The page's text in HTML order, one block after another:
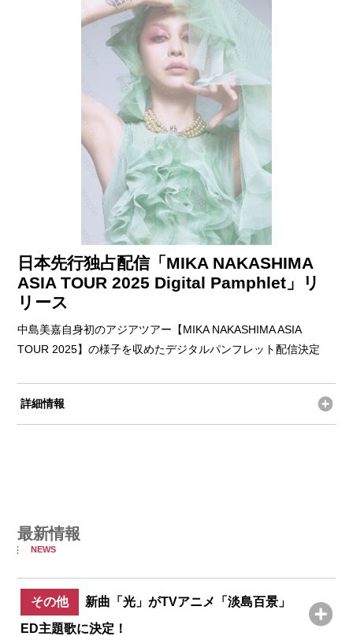
日本先行独占配信「MIKA NAKASHIMA
ASIA TOUR 2025 Digital Pamphlet」リ
リース
中島美嘉自身初のアジアツアー【MIKA NAKASHIMA ASIA
TOUR 2025】の様子を収めたデジタルパンフレット配信決定
詳細情報
最新情報
NEWS
その他
新曲「光」がTVアニメ「淡島百景」
ED主題歌に決定！